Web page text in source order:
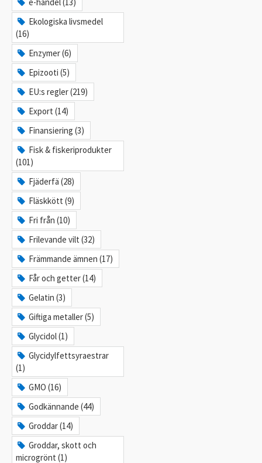
Ekologiska livsmedel
(16)
Enzymer (6)
Epizooti (5)
EU:s regler (219)
Export (14)
Finansiering (3)
Fisk & fiskeriprodukter
(101)
Fjäderfä (28)
Fläskkött (9)
Fri från (10)
Frilevande vilt (32)
Främmande ämnen (17)
Får och getter (14)
Gelatin (3)
Giftiga metaller (5)
Glycidol (1)
Glycidylfettsyraestrar
(1)
GMO (16)
Godkännande (44)
Groddar (14)
Groddar, skott och
microgrönt (1)